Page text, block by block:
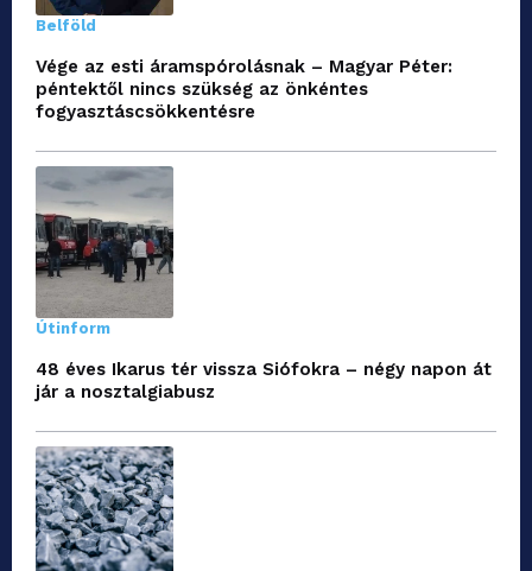
Belföld
Vége az esti áramspórolásnak – Magyar Péter:
péntektől nincs szükség az önkéntes
fogyasztáscsökkentésre
Útinform
48 éves Ikarus tér vissza Siófokra – négy napon át
jár a nosztalgiabusz